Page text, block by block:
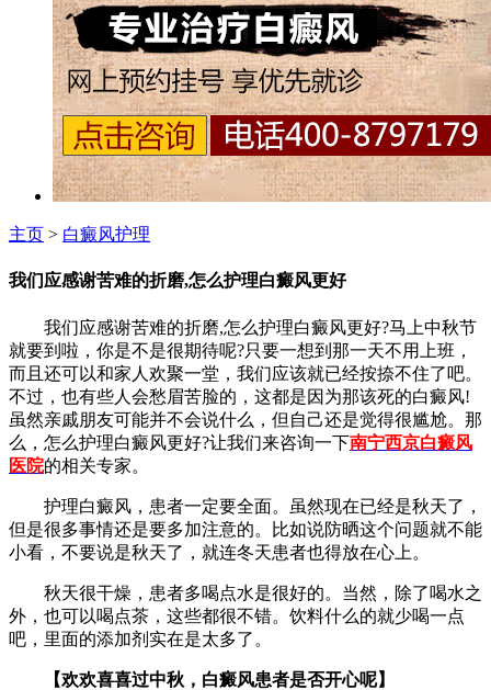
主页 > 白癜风护理
我们应感谢苦难的折磨,怎么护理白癜风更好
我们应感谢苦难的折磨,怎么护理白癜风更好?马上中秋节
就要到啦，你是不是很期待呢?只要一想到那一天不用上班，
而且还可以和家人欢聚一堂，我们应该就已经按捺不住了吧。
不过，也有些人会愁眉苦脸的，这都是因为那该死的白癜风!
虽然亲戚朋友可能并不会说什么，但自己还是觉得很尴尬。那
么，怎么护理白癜风更好?让我们来咨询一下南宁西京白癜风
医院的相关专家。
护理白癜风，患者一定要全面。虽然现在已经是秋天了，
但是很多事情还是要多加注意的。比如说防晒这个问题就不能
小看，不要说是秋天了，就连冬天患者也得放在心上。
秋天很干燥，患者多喝点水是很好的。当然，除了喝水之
外，也可以喝点茶，这些都很不错。饮料什么的就少喝一点
吧，里面的添加剂实在是太多了。
【欢欢喜喜过中秋，白癜风患者是否开心呢】